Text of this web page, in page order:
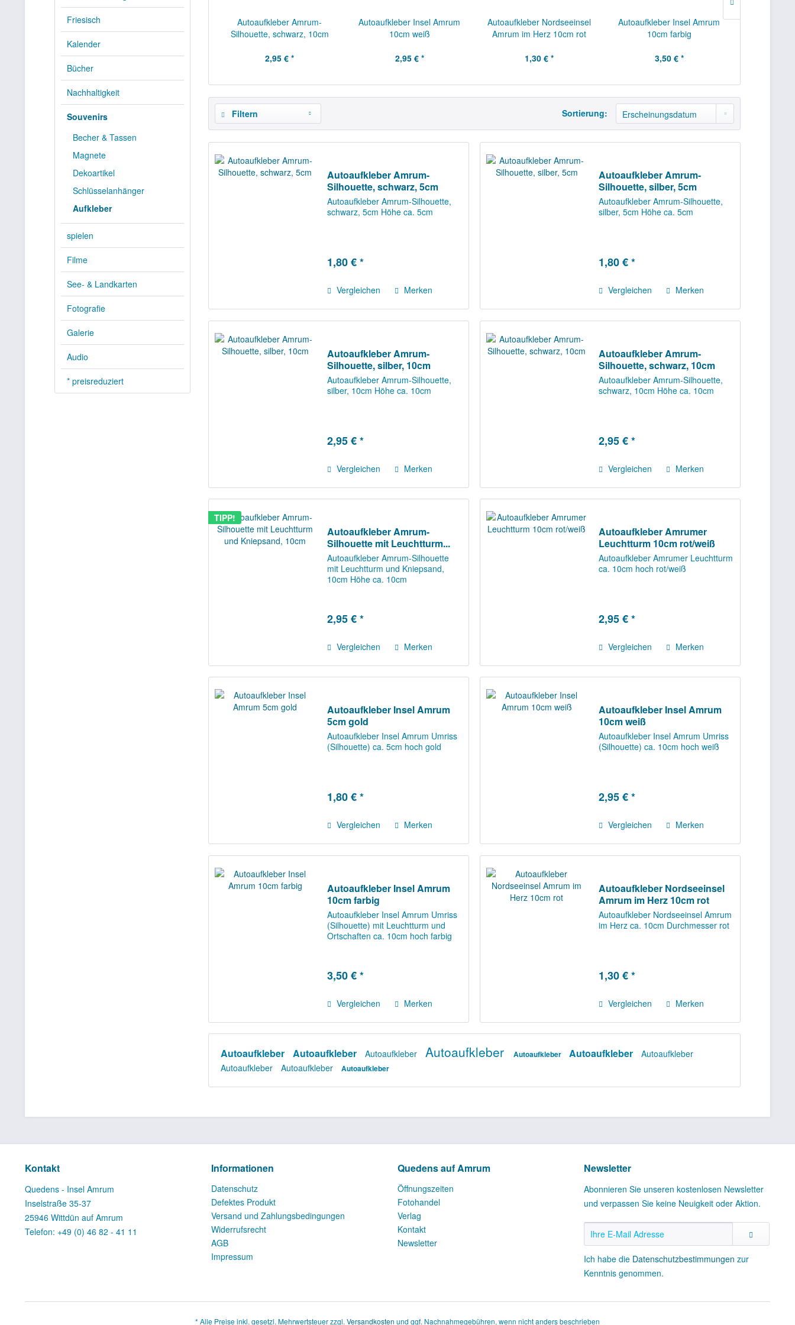
Friesisch
Kalender
Bücher
Nachhaltigkeit
Souvenirs
Becher & Tassen
Magnete
Dekoartikel
Schlüsselanhänger
Aufkleber
spielen
Filme
See- & Landkarten
Fotografie
Galerie
Audio
* preisreduziert
Autoaufkleber Amrum-
Silhouette, schwarz, 10cm
2,95 € *
Autoaufkleber Insel Amrum
10cm weiß
2,95 € *
Autoaufkleber Nordseeinsel
Amrum im Herz 10cm rot
1,30 € *
Autoaufkleber Insel Amrum
10cm farbig
3,50 € *
Filtern Sortierung:
Autoaufkleber Amrum-
Silhouette, schwarz, 5cm
Autoaufkleber Amrum-Silhouette,
schwarz, 5cm Höhe ca. 5cm
1,80 € *
Vergleichen Merken
Autoaufkleber Amrum-
Silhouette, silber, 5cm
Autoaufkleber Amrum-Silhouette,
silber, 5cm Höhe ca. 5cm
1,80 € *
Vergleichen Merken
Autoaufkleber Amrum-
Silhouette, silber, 10cm
Autoaufkleber Amrum-Silhouette,
silber, 10cm Höhe ca. 10cm
2,95 € *
Vergleichen Merken
Autoaufkleber Amrum-
Silhouette, schwarz, 10cm
Autoaufkleber Amrum-Silhouette,
schwarz, 10cm Höhe ca. 10cm
2,95 € *
Vergleichen Merken
TIPP!
Autoaufkleber Amrum-
Silhouette mit Leuchtturm...
Autoaufkleber Amrum-Silhouette
mit Leuchtturm und Kniepsand,
10cm Höhe ca. 10cm
2,95 € *
Vergleichen Merken
Autoaufkleber Amrumer
Leuchtturm 10cm rot/weiß
Autoaufkleber Amrumer Leuchtturm
ca. 10cm hoch rot/weiß
2,95 € *
Vergleichen Merken
Autoaufkleber Insel Amrum
5cm gold
Autoaufkleber Insel Amrum Umriss
(Silhouette) ca. 5cm hoch gold
1,80 € *
Vergleichen Merken
Autoaufkleber Insel Amrum
10cm weiß
Autoaufkleber Insel Amrum Umriss
(Silhouette) ca. 10cm hoch weiß
2,95 € *
Vergleichen Merken
Autoaufkleber Insel Amrum
10cm farbig
Autoaufkleber Insel Amrum Umriss
(Silhouette) mit Leuchtturm und
Ortschaften ca. 10cm hoch farbig
3,50 € *
Vergleichen Merken
Autoaufkleber Nordseeinsel
Amrum im Herz 10cm rot
Autoaufkleber Nordseeinsel Amrum
im Herz ca. 10cm Durchmesser rot
1,30 € *
Vergleichen Merken
Autoaufkleber Autoaufkleber Autoaufkleber Autoaufkleber Autoaufkleber Autoaufkleber
Autoaufkleber
Autoaufkleber
Autoaufkleber Autoaufkleber
Kontakt
Quedens - Insel Amrum
Inselstraße 35-37
25946 Wittdün auf Amrum
Telefon: +49 (0) 46 82 - 41 11
Informationen
Datenschutz
Defektes Produkt
Versand und Zahlungsbedingungen
Widerrufsrecht
AGB
Impressum
Quedens auf Amrum
Öffnungszeiten
Fotohandel
Verlag
Kontakt
Newsletter
Newsletter
Abonnieren Sie unseren kostenlosen Newsletter
und verpassen Sie keine Neuigkeit oder Aktion.
Ich habe die Datenschutzbestimmungen zur
Kenntnis genommen.
* Alle Preise inkl. gesetzl. Mehrwertsteuer zzgl. Versandkosten und ggf. Nachnahmegebühren, wenn nicht anders beschrieben